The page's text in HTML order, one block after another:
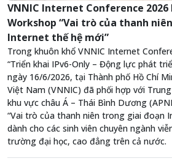
VNNIC Internet Conference
Workshop “Vai trò của thanh
Internet thế hệ mới”
Trong khuôn khổ VNNIC Internet
“Triển khai IPv6-Only – Động lực phát
ngày 16/6/2026, tại Thành phố Hồ Chí
Việt Nam (VNNIC) đã phối hợp với
khu vực châu Á – Thái Bình Dương
“Vai trò của thanh niên trong giai đoạn
dành cho các sinh viên chuyên ngành
trường đại học, cao đẳng trên cả nước.